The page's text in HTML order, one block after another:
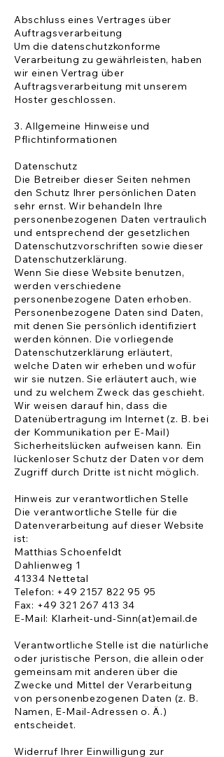
Abschluss eines Vertrages über
Auftragsverarbeitung
Um die datenschutzkonforme
Verarbeitung zu gewährleisten, haben
wir einen Vertrag über
Auftragsverarbeitung mit unserem
Hoster geschlossen.
3. Allgemeine Hinweise und
Pflichtinformationen
Datenschutz
Die Betreiber dieser Seiten nehmen
den Schutz Ihrer persönlichen Daten
sehr ernst. Wir behandeln Ihre
personenbezogenen Daten vertraulich
und entsprechend der gesetzlichen
Datenschutzvorschriften sowie dieser
Datenschutzerklärung.
Wenn Sie diese Website benutzen,
werden verschiedene
personenbezogene Daten erhoben.
Personenbezogene Daten sind Daten,
mit denen Sie persönlich identifiziert
werden können. Die vorliegende
Datenschutzerklärung erläutert,
welche Daten wir erheben und wofür
wir sie nutzen. Sie erläutert auch, wie
und zu welchem Zweck das geschieht.
Wir weisen darauf hin, dass die
Datenübertragung im Internet (z. B. bei
der Kommunikation per E-Mail)
Sicherheitslücken aufweisen kann. Ein
lückenloser Schutz der Daten vor dem
Zugriff durch Dritte ist nicht möglich.
Hinweis zur verantwortlichen Stelle
Die verantwortliche Stelle für die
Datenverarbeitung auf dieser Website
ist:
Matthias Schoenfeldt
Dahlienweg 1
41334 Nettetal
Telefon: +49 2157 822 95 95
Fax: +49 321 267 413 34
E-Mail: Klarheit-und-Sinn(at)email.de
Verantwortliche Stelle ist die natürliche
oder juristische Person, die allein oder
gemeinsam mit anderen über die
Zwecke und Mittel der Verarbeitung
von personenbezogenen Daten (z. B.
Namen, E-Mail-Adressen o. Ä.)
entscheidet.
Widerruf Ihrer Einwilligung zur